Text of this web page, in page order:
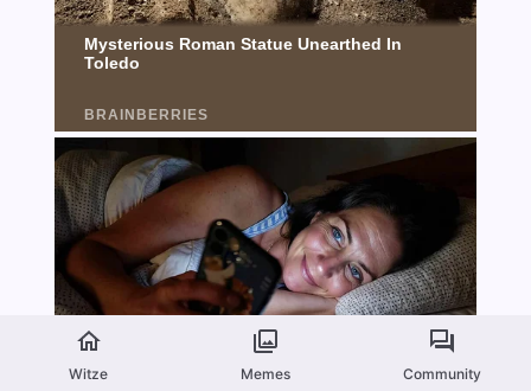
Witze Memes Community